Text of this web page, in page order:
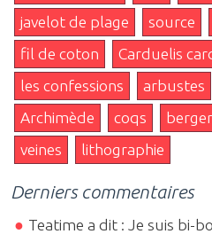
javelot de plage
source
fil de coton
Carduelis
les confessions
arbustes
Archimède
coqs
veines
lithographie
Derniers commentaires
Teatime a dit : Je suis bi-